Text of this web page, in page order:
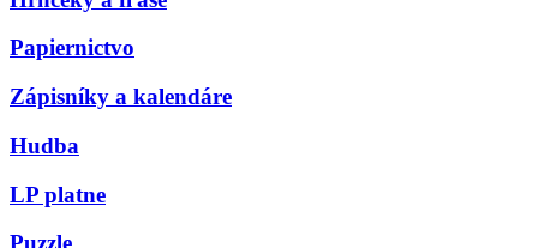
Papiernictvo
Zápisníky a kalendáre
Hudba
LP platne
Puzzle